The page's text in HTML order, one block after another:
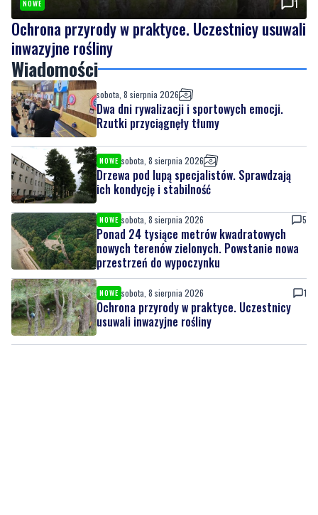
NOWE 1
Ochrona przyrody w praktyce. Uczestnicy usuwali
inwazyjne rośliny
Wiadomości
sobota, 8 sierpnia 2026
Dwa dni rywalizacji i sportowych emocji.
Rzutki przyciągnęły tłumy
NOWE sobota, 8 sierpnia 2026
Drzewa pod lupą specjalistów. Sprawdzają
ich kondycję i stabilność
NOWE sobota, 8 sierpnia 2026 5
Ponad 24 tysiące metrów kwadratowych
nowych terenów zielonych. Powstanie nowa
przestrzeń do wypoczynku
NOWE sobota, 8 sierpnia 2026 1
Ochrona przyrody w praktyce. Uczestnicy
usuwali inwazyjne rośliny